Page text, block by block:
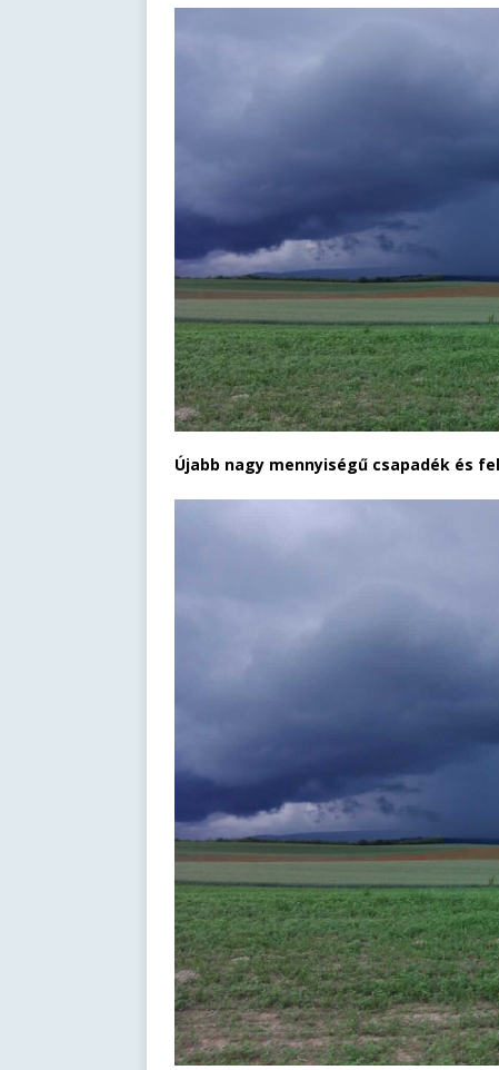
Újabb nagy mennyiségű csapadék és